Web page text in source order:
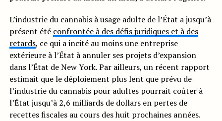
L’industrie du cannabis à usage adulte de l’État a jusqu’à
présent été confrontée à des défis juridiques et à des
retards, ce qui a incité au moins une entreprise
extérieure à l’État à annuler ses projets d’expansion
dans l’État de New York. Par ailleurs, un récent rapport
estimait que le déploiement plus lent que prévu de
l’industrie du cannabis pour adultes pourrait coûter à
l’État jusqu’à 2,6 milliards de dollars en pertes de
recettes fiscales au cours des huit prochaines années.